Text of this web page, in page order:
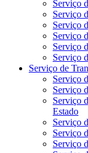
Serviço
Serviço
Serviço
Serviço
Serviço
Serviço
Serviço de
Serviço
Serviço
Serviço
Estado
Serviço
Serviço
Serviço